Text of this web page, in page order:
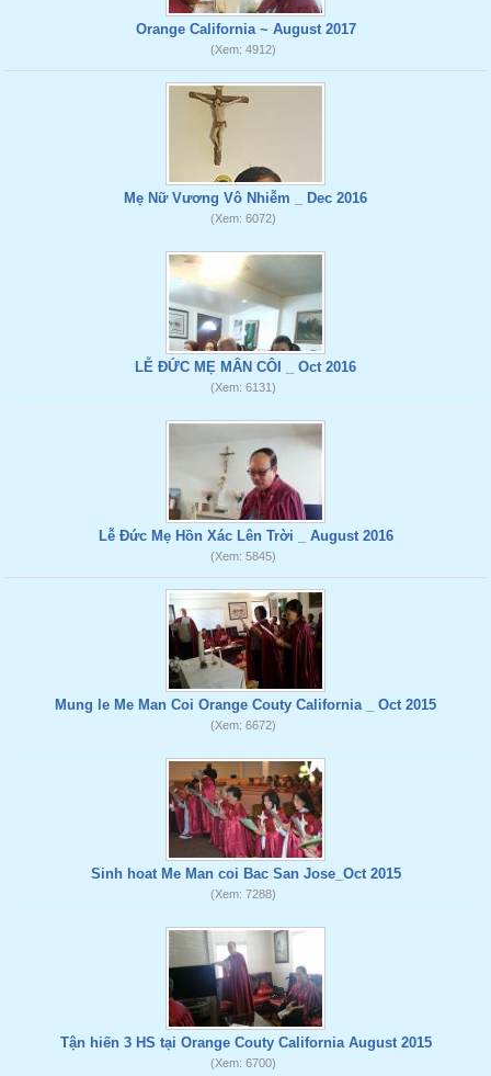
Orange California ~ August 2017
(Xem: 4912)
Mẹ Nữ Vương Vô Nhiễm _ Dec 2016
(Xem: 6072)
LỄ ĐỨC MẸ MÂN CÔI _ Oct 2016
(Xem: 6131)
Lễ Đức Mẹ Hồn Xác Lên Trời _ August 2016
(Xem: 5845)
Mung le Me Man Coi Orange Couty California _ Oct 2015
(Xem: 6672)
Sinh hoat Me Man coi Bac San Jose_Oct 2015
(Xem: 7288)
Tận hiến 3 HS tại Orange Couty California August 2015
(Xem: 6700)